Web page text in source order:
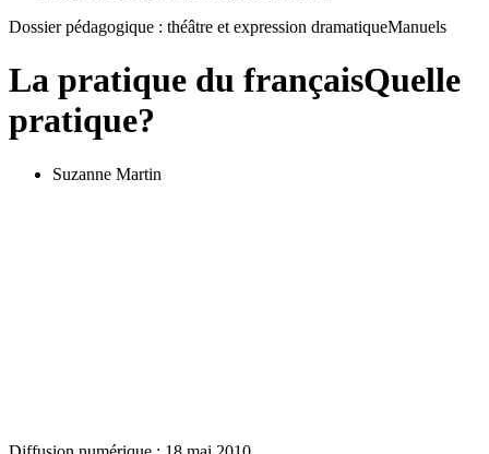
Dossier pédagogique : théâtre et expression dramatiqueManuels
La pratique du françaisQuelle
pratique?
Suzanne Martin